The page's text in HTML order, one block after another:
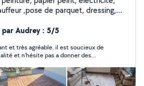
,pose de parquet, dressing,
par Audrey : 5/5
et très agréable. il est soucieux de
et n'hésite pas a donner des